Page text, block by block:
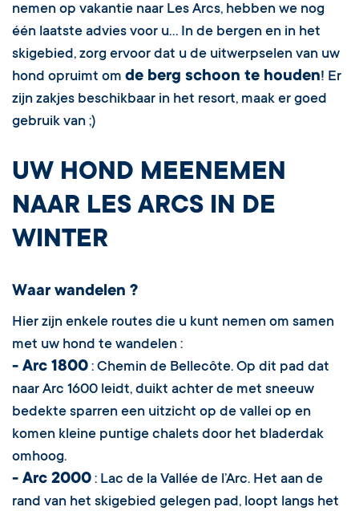
nemen op vakantie naar Les Arcs, hebben we nog
één laatste advies voor u… In de bergen en in het
skigebied, zorg ervoor dat u de uitwerpselen van uw
hond opruimt om de berg schoon te houden! Er
zijn zakjes beschikbaar in het resort, maak er goed
gebruik van ;)
UW HOND MEENEMEN
NAAR LES ARCS IN DE
WINTER
Waar wandelen ?
Hier zijn enkele routes die u kunt nemen om samen
met uw hond te wandelen :
- Arc 1800 : Chemin de Bellecôte. Op dit pad dat
naar Arc 1600 leidt, duikt achter de met sneeuw
bedekte sparren een uitzicht op de vallei op en
komen kleine puntige chalets door het bladerdak
omhoog.
- Arc 2000 : Lac de la Vallée de l’Arc. Het aan de
rand van het skigebied gelegen pad, loopt langs het